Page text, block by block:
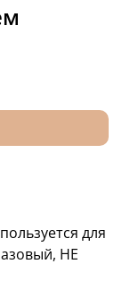
для
НЕ